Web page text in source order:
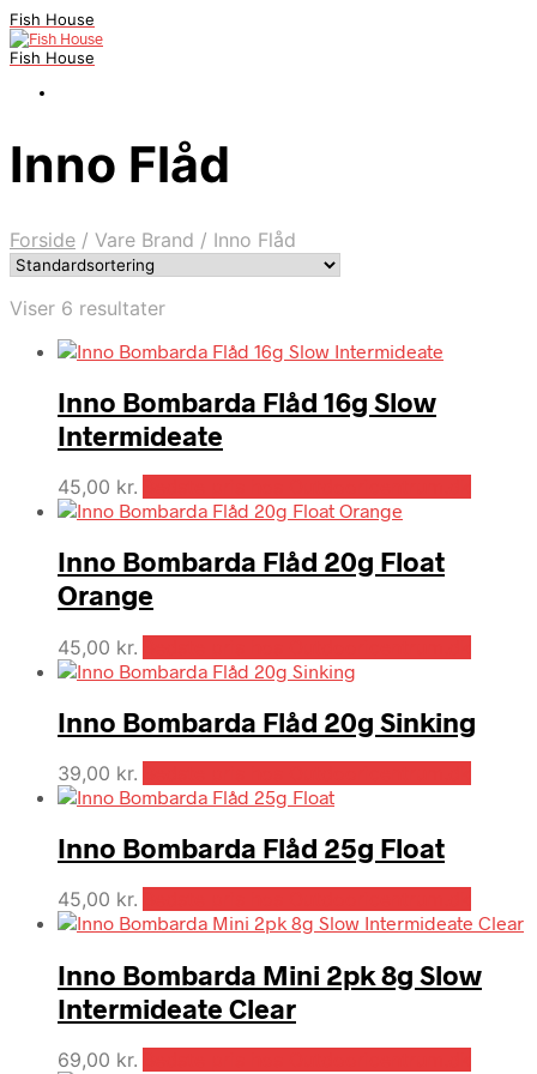
Fish House
Fish House
Inno Flåd
Forside / Vare Brand / Inno Flåd
Viser 6 resultater
Inno Bombarda Flåd 16g Slow
Intermideate
45,00 kr.
Inno Bombarda Flåd 20g Float
Orange
45,00 kr.
Inno Bombarda Flåd 20g Sinking
39,00 kr.
Inno Bombarda Flåd 25g Float
45,00 kr.
Inno Bombarda Mini 2pk 8g Slow
Intermideate Clear
69,00 kr.